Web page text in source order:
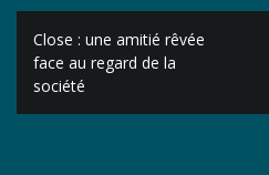
Navigation
de
l’article
Close : une amitié rêvée
face au regard de la
société